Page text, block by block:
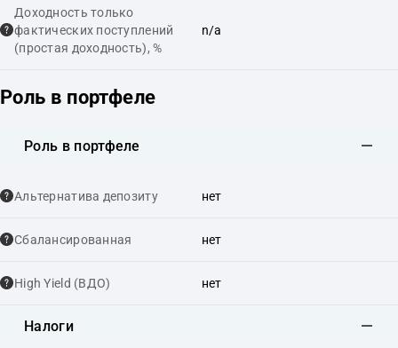
Доходность только
фактических поступлений
(простая доходность), %
n/a
Роль в портфеле
Роль в портфеле
Альтернатива депозиту нет
Сбалансированная нет
High Yield (ВДО) нет
Налоги